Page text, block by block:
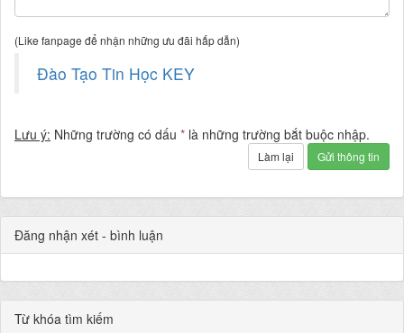
(Like fanpage để nhận những ưu đãi hấp dẫn)
Đào Tạo Tin Học KEY
Lưu ý: Những trường có dấu * là những trường bắt buộc nhập.
Làm lại Gửi thông tin
Đăng nhận xét - bình luận
Từ khóa tìm kiếm